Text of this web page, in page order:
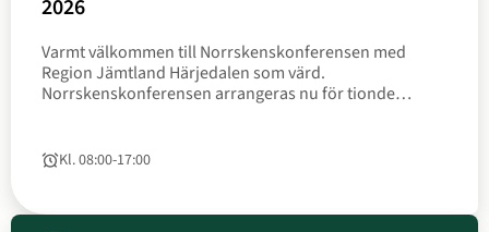
2026Datum
september
till
Varmt välkommen till Norrskenskonferensen med
Region Jämtland Härjedalen som värd.
Norrskenskonferensen arrangeras nu för tionde
Västernorrland, Norrbotten och Jämtland
TidKl. 08:00‐
till 17:00